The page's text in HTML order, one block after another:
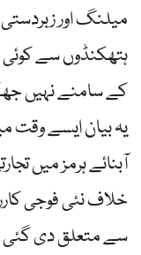
میلنگ اور
ہتھکنڈوں سے کوئی
کے سامنے نہیں
یہ بیان ایسے وقت
آبنائے ہرمز میں
خلاف نئی فوجی
سے متعلق دی گئی